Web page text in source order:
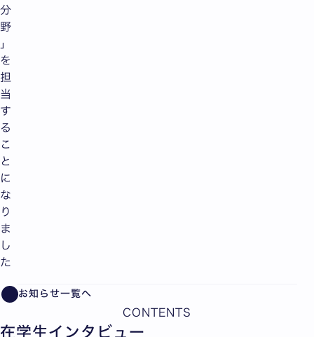
分
野
」
を
担
当
す
る
こ
と
に
な
り
ま
し
た
お知らせ一覧へ
CONTENTS
在学生インタビュー